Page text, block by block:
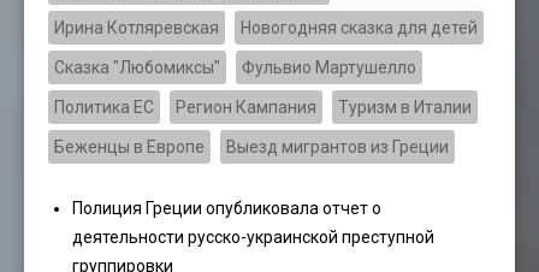
Ирина Котляревская Новогодняя сказка для детей
Сказка "Любомиксы" Фульвио Мартушелло
Политика ЕС Регион Кампания Туризм в Италии
Беженцы в Европе Выезд мигрантов из Греции
Полиция Греции опубликовала отчет о
деятельности русско-украинской преступной
группировки